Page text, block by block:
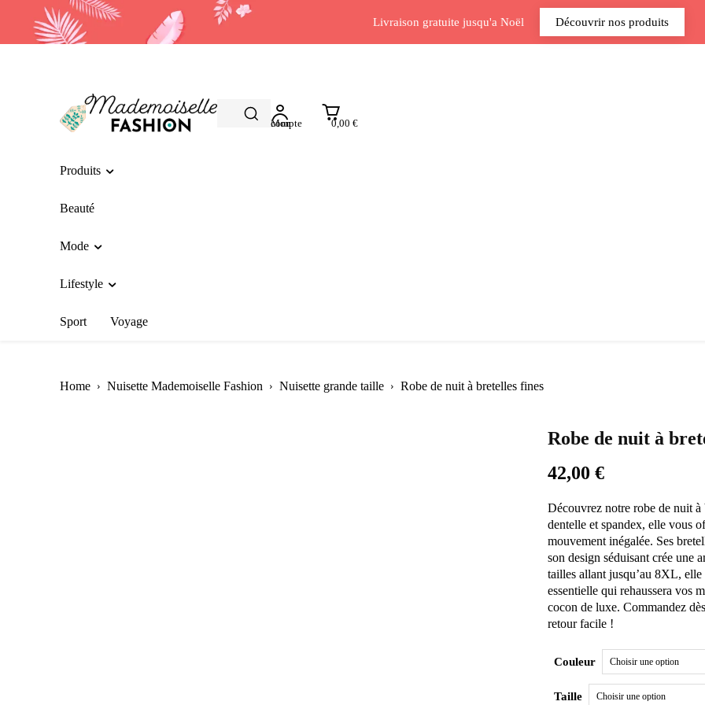
Livraison gratuite jusqu'a Noël Découvrir nos produits
Mon compte 0,00 €
Produits
Beauté
Mode
Lifestyle
Sport Voyage
Home Nuisette Mademoiselle Fashion Nuisette grande taille Robe de nuit à bretelles fines
Robe de nuit à
42,00 €
Découvrez notre robe de nuit
dentelle et spandex, elle vous
mouvement inégalée. Ses
son design séduisant crée une
tailles allant jusqu’au 8XL, elle
essentielle qui rehaussera vos
cocon de luxe. Commandez
retour facile !
Couleur
Taille